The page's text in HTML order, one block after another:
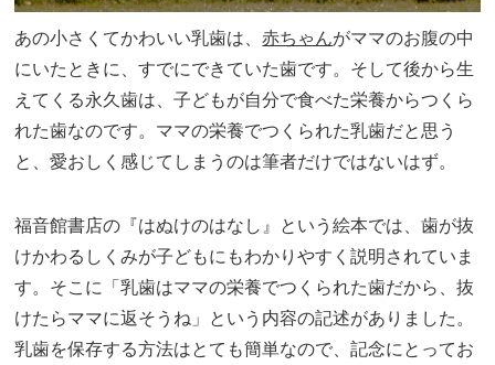
あの小さくてかわいい乳歯は、赤ちゃんがママのお腹の中
にいたときに、すでにできていた歯です。そして後から生
えてくる永久歯は、子どもが自分で食べた栄養からつくら
れた歯なのです。ママの栄養でつくられた乳歯だと思う
と、愛おしく感じてしまうのは筆者だけではないはず。
福音館書店の『はぬけのはなし』という絵本では、歯が抜
けかわるしくみが子どもにもわかりやすく説明されていま
す。そこに「乳歯はママの栄養でつくられた歯だから、抜
けたらママに返そうね」という内容の記述がありました。
乳歯を保存する方法はとても簡単なので、記念にとってお